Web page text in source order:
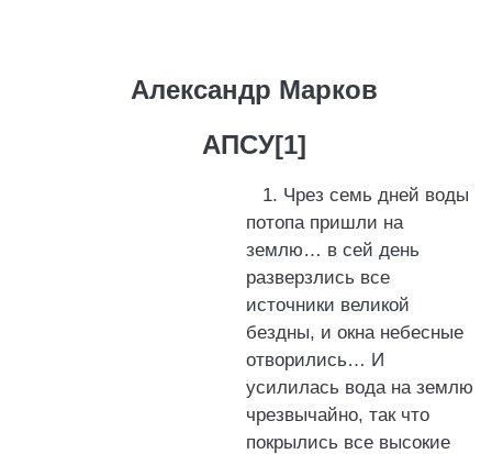
Александр Марков
АПСУ[1]
1. Чрез семь дней воды
потопа пришли на
землю… в сей день
разверзлись все
источники великой
бездны, и окна небесные
отворились… И
усилилась вода на землю
чрезвычайно, так что
покрылись все высокие